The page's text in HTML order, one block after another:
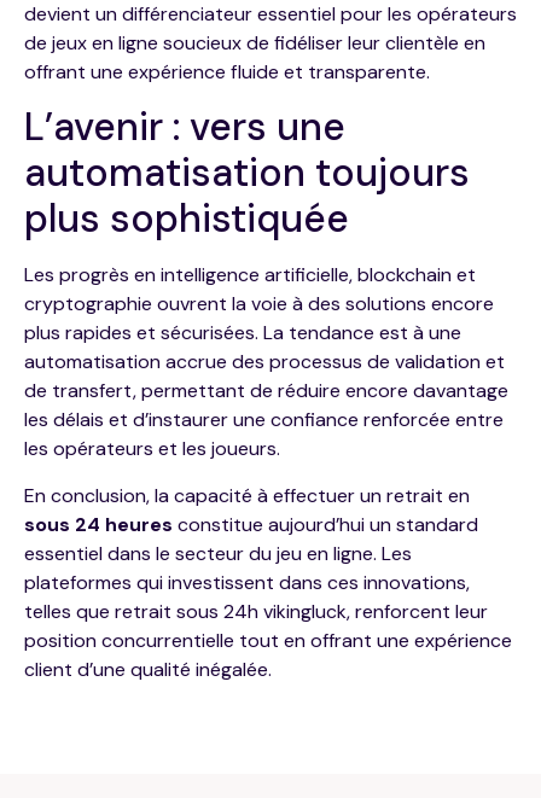
devient un différenciateur essentiel pour les opérateurs
de jeux en ligne soucieux de fidéliser leur clientèle en
offrant une expérience fluide et transparente.
L’avenir : vers une
automatisation toujours
plus sophistiquée
Les progrès en intelligence artificielle, blockchain et
cryptographie ouvrent la voie à des solutions encore
plus rapides et sécurisées. La tendance est à une
automatisation accrue des processus de validation et
de transfert, permettant de réduire encore davantage
les délais et d’instaurer une confiance renforcée entre
les opérateurs et les joueurs.
En conclusion, la capacité à effectuer un retrait en
sous 24 heures constitue aujourd’hui un standard
essentiel dans le secteur du jeu en ligne. Les
plateformes qui investissent dans ces innovations,
telles que retrait sous 24h vikingluck, renforcent leur
position concurrentielle tout en offrant une expérience
client d’une qualité inégalée.